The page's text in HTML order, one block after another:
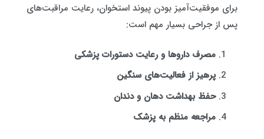
برای موفقیت‌آمیز بودن پیوند استخوان، رعایت مراقبت‌های
پس از جراحی بسیار مهم است:
مصرف داروها و رعایت دستورات پزشکی
پرهیز از فعالیت‌های سنگین
حفظ بهداشت دهان و دندان
مراجعه منظم به پزشک